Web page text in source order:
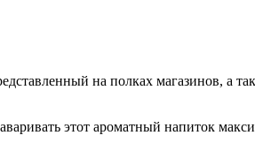
на полках магазинов, а
этот ароматный напиток